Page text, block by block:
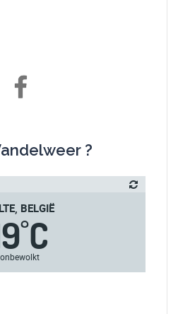
Facebook
?
BELGIË
°C
onbewolkt